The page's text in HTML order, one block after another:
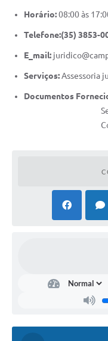
Horário:08:00 às
Telefone:(35) 3853-
E_mail:
Serviços:Assessoria
Documentos
Cópias